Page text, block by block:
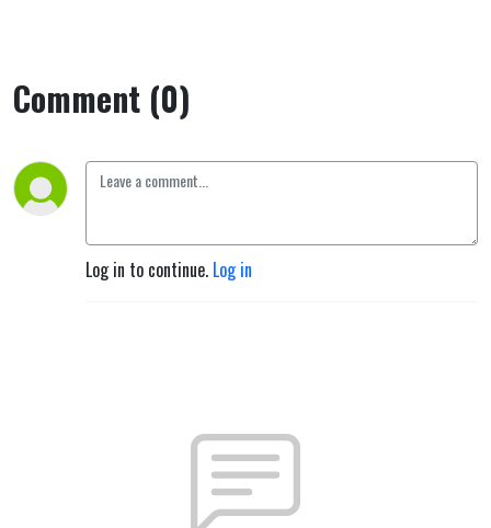
Comment (0)
Log in to continue. Log in